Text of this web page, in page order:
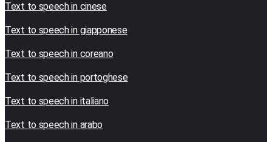
Text to speech in cinese
Text to speech in giapponese
Text to speech in coreano
Text to speech in portoghese
Text to speech in italiano
Text to speech in arabo